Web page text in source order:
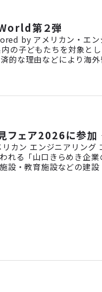
第２弾
by アメリカン・エン
子どもたちを対象と
的な理由などにより海
見フェア2026に
カン エンジニアリン
る「山口きらめき企
・教育施設などの建